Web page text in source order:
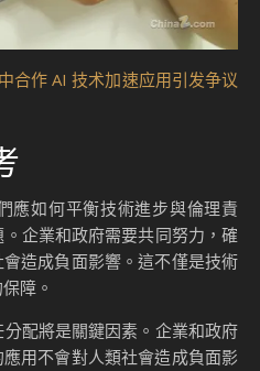
合作 AI 技术加速应用引发争议
應如何平衡技術進步與倫理責
企業和政府需要共同努力，確
造成負面影響。這不僅是技術
障。
配將是關鍵因素。企業和政府
用不會對人類社會造成負面影